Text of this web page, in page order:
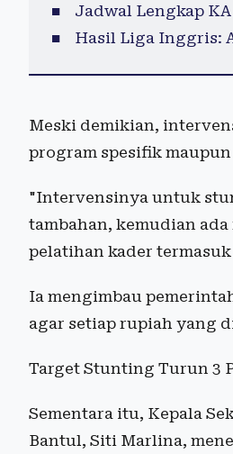
Jadwal Lengkap
Hasil Liga Inggris:
Meski demikian,
program spesifik
"Intervensinya untuk
tambahan, kemudian
pelatihan kader
Ia mengimbau
agar setiap rupiah yang
Target Stunting Turun 3
Sementara itu, Kepala
Bantul, Siti Marlina,